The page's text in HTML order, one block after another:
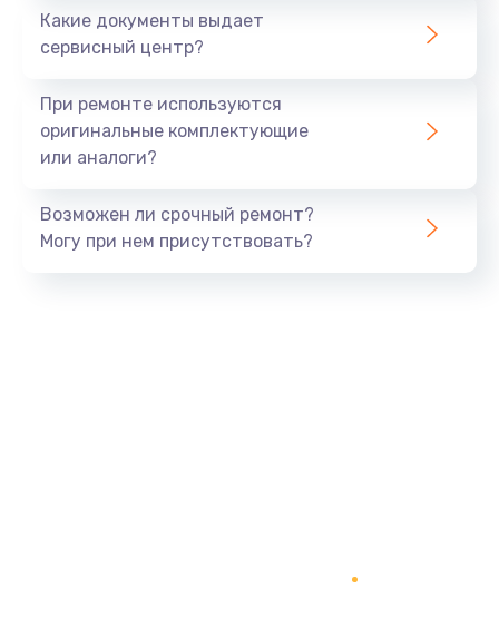
1530 руб.
Замена шлейфа матрицы
Какие документы выдает
сервисный центр?
При ремонте используются
оригинальные комплектующие
или аналоги?
Возможен ли срочный ремонт?
Могу при нем присутствовать?